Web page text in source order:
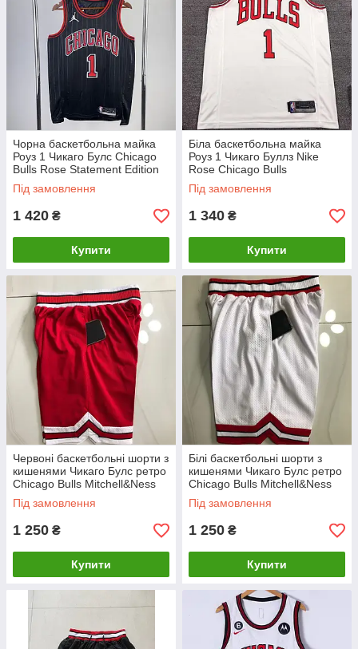
Чорна баскетбольна майка
Роуз 1 Чикаго Булс Chicago
Bulls Rose Statement Edition
NBA Swingman Jersey
Під замовлення
1 420 ₴
Купити
Біла баскетбольна майка
Роуз 1 Чикаго Буллз Nike
Rose Chicago Bulls
Під замовлення
1 340 ₴
Купити
Червоні баскетбольні шорти з
кишенями Чикаго Булс ретро
Chicago Bulls Mitchell&Ness
Під замовлення
1 250 ₴
Купити
Білі баскетбольні шорти з
кишенями Чикаго Булс ретро
Chicago Bulls Mitchell&Ness
Під замовлення
1 250 ₴
Купити